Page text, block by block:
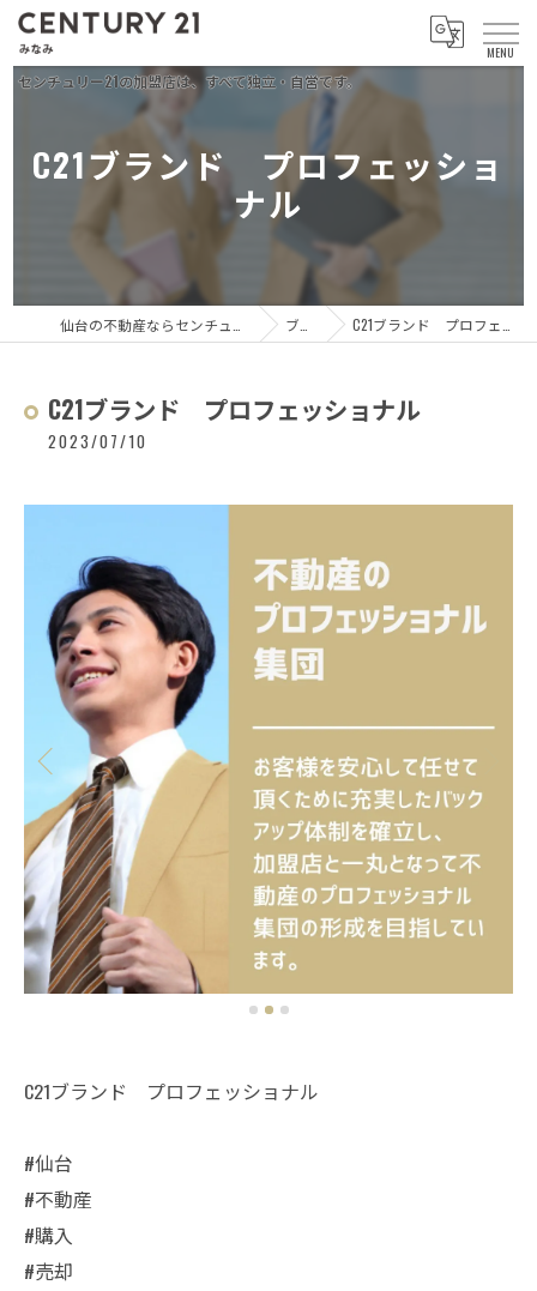
C21ブランド プロフェッショ
ナル
ブログ C21ブランド プロフェッショナル
C21ブランド プロフェッショナル
2023/07/10
C21ブランド プロフェッショナル
#仙台
#不動産
#購入
#売却